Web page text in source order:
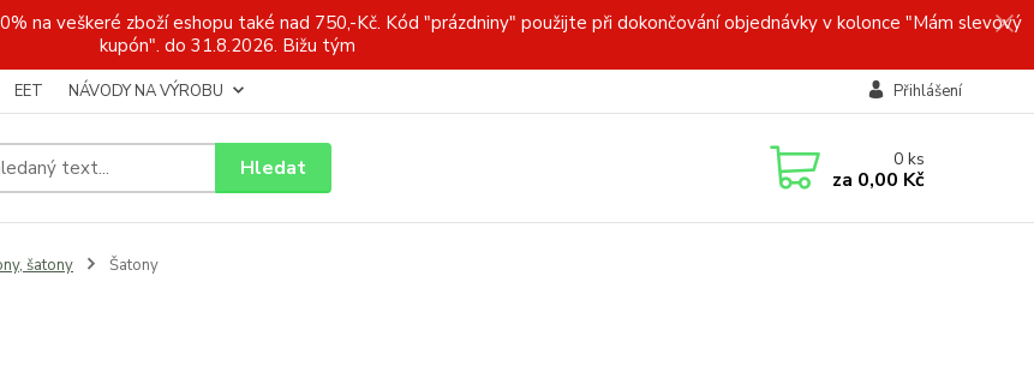
na veškeré zboží eshopu také nad 750,-Kč. Kód "prázdniny" použijte při dokončování objednávky v kolonce "Mám slevový
kupón". do 31.8.2026. Bižu tým
EET NÁVODY NA VÝROBU Přihlášení
Hledat 0ks
za 0,00 Kč
šatony Šatony